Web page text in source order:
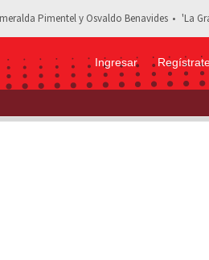
Pimentel y Osvaldo Benavides 'La
Ingresar
Covarrubias y Renata Haro tras